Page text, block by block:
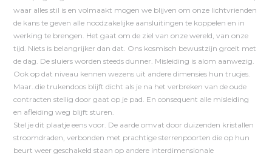
waar alles stil is en volmaakt mogen we blijven om onze lichtvrienden
de kans te geven alle noodzakelijke aansluitingen te koppelen en in
werking te brengen. Het gaat om de ziel van onze wereld, van onze
tijd. Niets is belangrijker dan dat. Ons kosmisch bewustzijn groeit met
de dag. De sluiers worden steeds dunner. Misleiding is alom aanwezig.
Ook op dat niveau kennen wezens uit andere dimensies hun trucjes.
Maar..die trukendoos blijft dicht als je na het verbreken van de oude
contracten stellig door gaat op je pad. En consequent alle misleiding
en afleiding weg blijft sturen.
Stel je dit plaatje eens voor. De aarde omvat door duizenden kristallen
stroomdraden, verbonden met prachtige sterrenpoorten die op hun
beurt weer geschakeld staan op andere interdimensionale